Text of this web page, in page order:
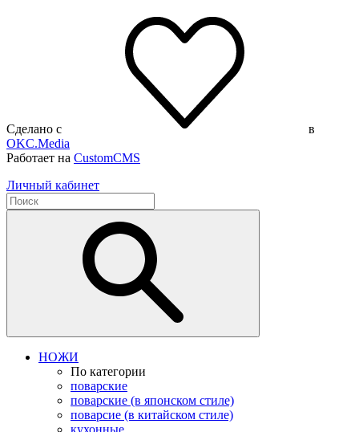
Сделано с
в
OKC.Media
Работает на CustomCMS
Личный кабинет
НОЖИ
По категории
поварские
поварские (в японском стиле)
поварсие (в китайском стиле)
кухонные